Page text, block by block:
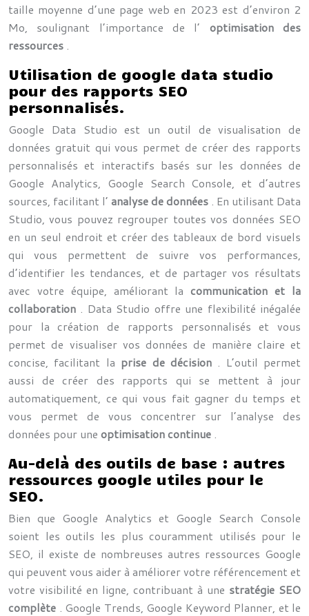
taille moyenne d’une page web en 2023 est d’environ 2
Mo, soulignant l’importance de l’ optimisation des
ressources .
Utilisation de google data studio
pour des rapports SEO
personnalisés.
Google Data Studio est un outil de visualisation de
données gratuit qui vous permet de créer des rapports
personnalisés et interactifs basés sur les données de
Google Analytics, Google Search Console, et d’autres
sources, facilitant l’ analyse de données . En utilisant Data
Studio, vous pouvez regrouper toutes vos données SEO
en un seul endroit et créer des tableaux de bord visuels
qui vous permettent de suivre vos performances,
d’identifier les tendances, et de partager vos résultats
avec votre équipe, améliorant la communication et la
collaboration . Data Studio offre une flexibilité inégalée
pour la création de rapports personnalisés et vous
permet de visualiser vos données de manière claire et
concise, facilitant la prise de décision . L’outil permet
aussi de créer des rapports qui se mettent à jour
automatiquement, ce qui vous fait gagner du temps et
vous permet de vous concentrer sur l’analyse des
données pour une optimisation continue .
Au-delà des outils de base : autres
ressources google utiles pour le
SEO.
Bien que Google Analytics et Google Search Console
soient les outils les plus couramment utilisés pour le
SEO, il existe de nombreuses autres ressources Google
qui peuvent vous aider à améliorer votre référencement et
votre visibilité en ligne, contribuant à une stratégie SEO
complète . Google Trends, Google Keyword Planner, et le